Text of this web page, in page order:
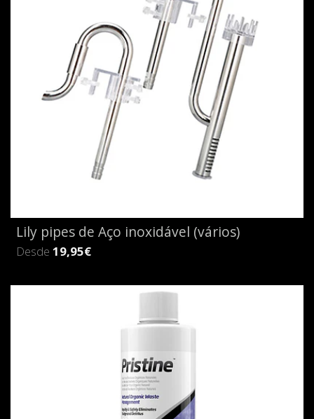
Lily pipes de Aço inoxidável (vários)
Desde 19,95€